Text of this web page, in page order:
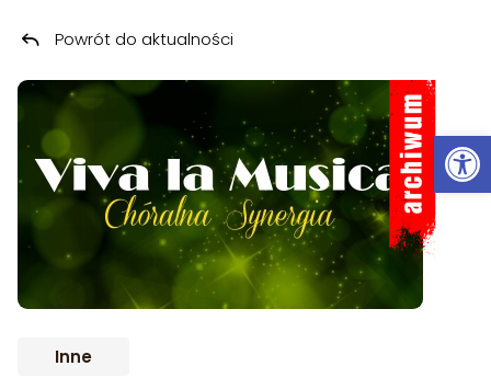
Przeskocz do treści
ARCHIWUM
Inne
Powrót do aktualności